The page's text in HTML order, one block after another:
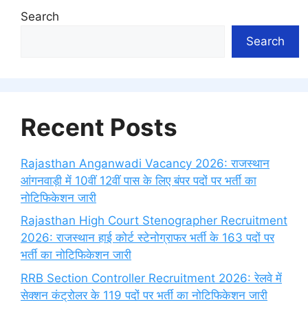
Search
Search
Recent Posts
Rajasthan Anganwadi Vacancy 2026: राजस्थान
आंगनवाड़ी में 10वीं 12वीं पास के लिए बंपर पदों पर भर्ती का
नोटिफिकेशन जारी
Rajasthan High Court Stenographer Recruitment
2026: राजस्थान हाई कोर्ट स्टेनोग्राफर भर्ती के 163 पदों पर
भर्ती का नोटिफिकेशन जारी
RRB Section Controller Recruitment 2026: रेलवे में
सेक्शन कंट्रोलर के 119 पदों पर भर्ती का नोटिफिकेशन जारी